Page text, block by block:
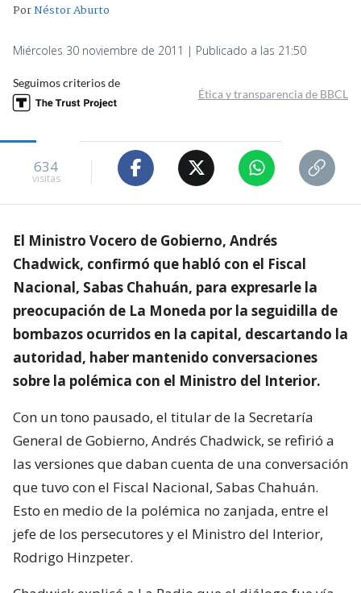
PorNéstor Aburto
Miércoles 30 noviembre de 2011 | Publicado a las 21:50
Seguimos criterios de
Ética y transparencia de BBCL
634
visitas
El Ministro Vocero de Gobierno, Andrés
Chadwick, confirmó que habló con el Fiscal
Nacional, Sabas Chahuán, para expresarle la
preocupación de La Moneda por la seguidilla de
bombazos ocurridos en la capital, descartando la
autoridad, haber mantenido conversaciones
sobre la polémica con el Ministro del Interior.
Con un tono pausado, el titular de la Secretaría
General de Gobierno, Andrés Chadwick, se refirió a
las versiones que daban cuenta de una conversación
que tuvo con el Fiscal Nacional, Sabas Chahuán.
Esto en medio de la polémica no zanjada, entre el
jefe de los persecutores y el Ministro del Interior,
Rodrigo Hinzpeter.